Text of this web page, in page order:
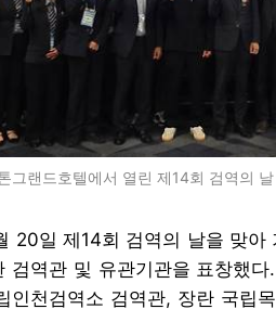
그랜드호텔에서 열린 제14회 검역의
20일 제14회 검역의 날을 맞
검역관 및 유관기관을 표창했
인천검역소 검역관, 장란 국립